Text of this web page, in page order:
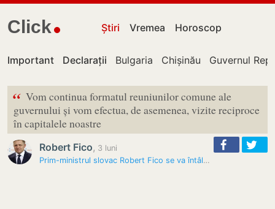
Click Știri Vremea Horoscop
Important Declarații Bulgaria Chișinău Guvernul
“ Vom continua formatul reuniunilor comune ale
guvernului și vom efectua, de asemenea, vizite reciproce
în capitalele noastre
Robert Fico, 3 luni
Prim-ministrul slovac Robert Fico se va întâlni cu Zelenski înainte de…